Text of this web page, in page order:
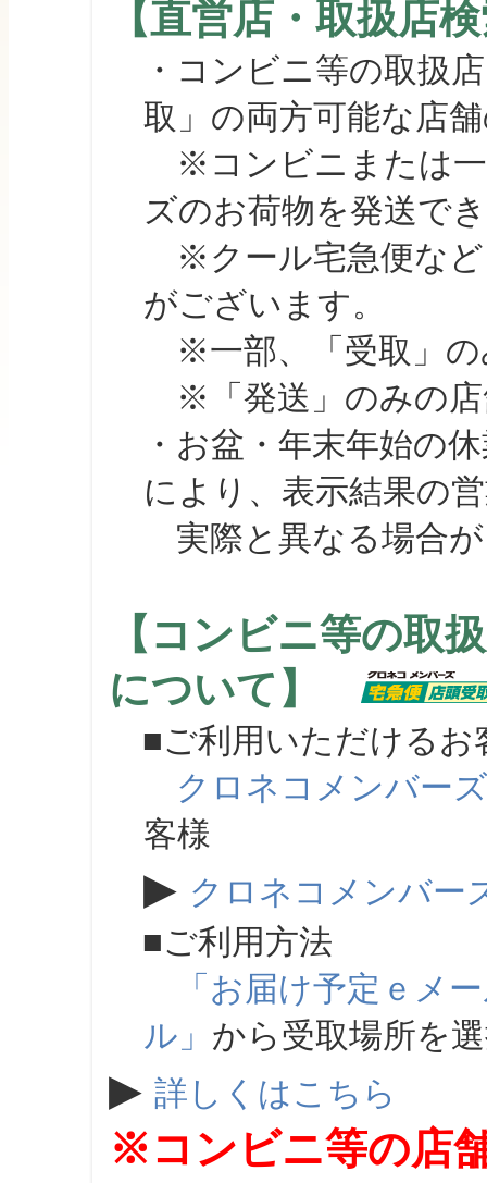
【直営店・取扱店
・コンビニ等の取扱
取」の両方可能な店
※コンビニまたは一
ズのお荷物を発送で
※クール宅急便など
がございます。
※一部、「受取」の
※「発送」のみの店
・お盆・年末年始の
により、表示結果の
実際と異なる場合が
【コンビニ等の取
について】
■ご利用いただけるお
クロネコメンバーズ
客様
▶ クロネコメンバー
■ご利用方法
「お届け予定ｅメ
ル」 から受取場所を
▶ 詳しくはこちら
※コンビニ等の店